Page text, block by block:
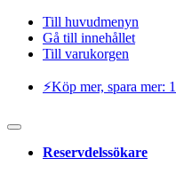
Till huvudmenyn
Gå till innehållet
Till varukorgen
⚡️Köp mer, spara mer:
Reservdelssökare